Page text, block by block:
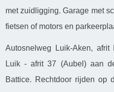
met zuidligging. Garage met
fietsen of motors en
Autosnelweg Luik-Aken,
Luik - afrit 37 (Aubel) aan
Battice. Rechtdoor rijden op